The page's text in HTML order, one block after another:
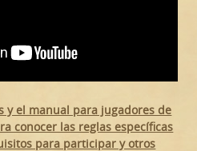
y el manual para jugadores de
conocer las reglas específicas
para participar y otros